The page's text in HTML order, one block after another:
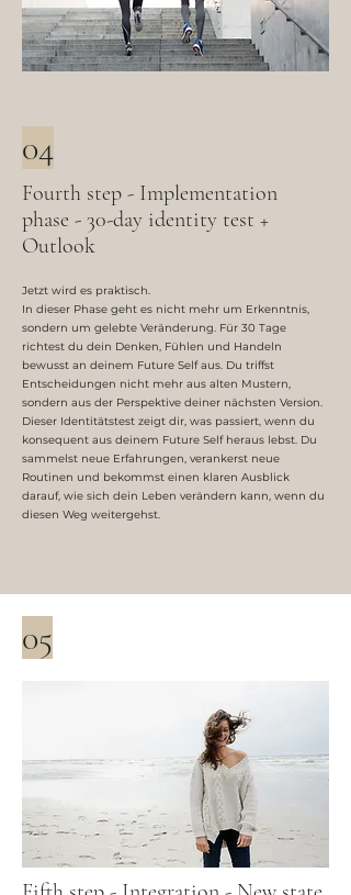
04
Fourth step - Implementation
phase - 30-day identity test +
Outlook
Jetzt wird es praktisch.
In dieser Phase geht es nicht mehr um Erkenntnis,
sondern um gelebte Veränderung. Für 30 Tage
richtest du dein Denken, Fühlen und Handeln
bewusst an deinem Future Self aus. Du triffst
Entscheidungen nicht mehr aus alten Mustern,
sondern aus der Perspektive deiner nächsten Version.
Dieser Identitätstest zeigt dir, was passiert, wenn du
konsequent aus deinem Future Self heraus lebst. Du
sammelst neue Erfahrungen, verankerst neue
Routinen und bekommst einen klaren Ausblick
darauf, wie sich dein Leben verändern kann, wenn du
diesen Weg weitergehst.
05